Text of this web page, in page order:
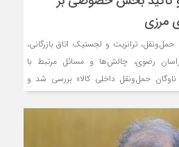
مرزی
ترانزیت و لجستیک اتاق بازرگانی،
رضوی، چالش‌ها و مسائل مرتبط با
حمل‌ونقل داخلی کالا» بررسی شد و
خصوص تسهیل تردد ناوگان حمل‌و نقل در مرز
بر اصلاح فوری فرآیندهای مرزی تاکید